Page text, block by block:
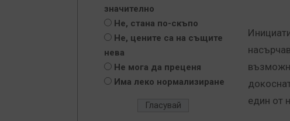
един от
значително
Не, стана по-скъпо
Не, цените са на същите
нева
Не мога да преценя
Има леко нормализиране